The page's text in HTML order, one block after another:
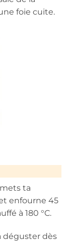
foie cuite.
ta
enfourne 45
à 180 °C.
déguster dès